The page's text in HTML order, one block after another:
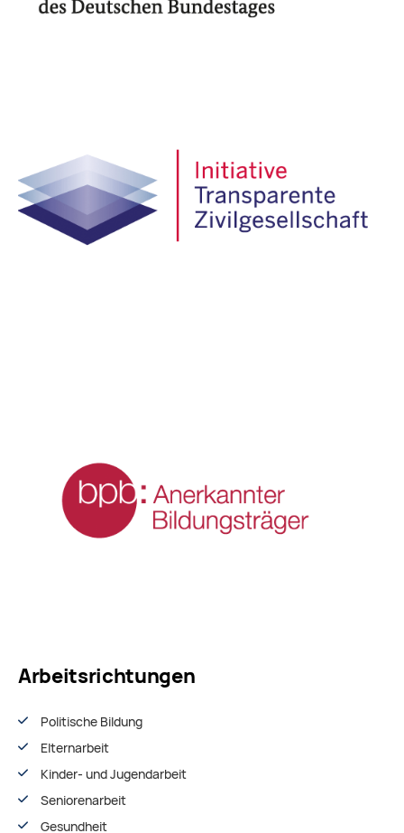
Arbeitsrichtungen
Politische Bildung
Elternarbeit
Kinder- und Jugendarbeit
Seniorenarbeit
Gesundheit